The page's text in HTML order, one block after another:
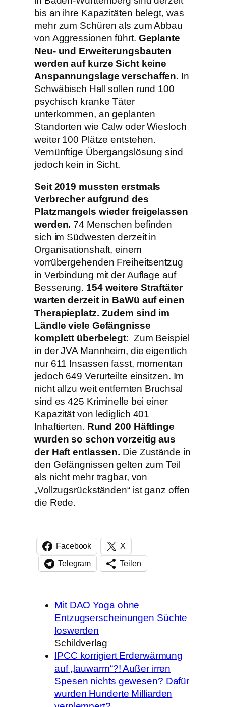
bis an ihre Kapazitäten belegt, was
mehr zum Schüren als zum Abbau
von Aggressionen führt. Geplante
Neu- und Erweiterungsbauten
werden auf kurze Sicht keine
Anspannungslage verschaffen. In
Schwäbisch Hall sollen rund 100
psychisch kranke Täter
unterkommen, an geplanten
Standorten wie Calw oder Wiesloch
weiter 100 Plätze entstehen.
Vernünftige Übergangslösung sind
jedoch kein in Sicht.
Seit 2019 mussten erstmals
Verbrecher aufgrund des
Platzmangels wieder freigelassen
werden. 74 Menschen befinden
sich im Südwesten derzeit in
Organisationshaft, einem
vorrübergehenden Freiheitsentzug
in Verbindung mit der Auflage auf
Besserung. 154 weitere Straftäter
warten derzeit in BaWü auf einen
Therapieplatz. Zudem sind im
Ländle viele Gefängnisse
komplett überbelegt: Zum Beispiel
in der JVA Mannheim, die eigentlich
nur 611 Insassen fasst, momentan
jedoch 649 Verurteilte einsitzen. Im
nicht allzu weit entfernten Bruchsal
sind es 425 Kriminelle bei einer
Kapazität von lediglich 401
Inhaftierten. Rund 200 Häftlinge
wurden so schon vorzeitig aus
der Haft entlassen. Die Zustände in
den Gefängnissen gelten zum Teil
als nicht mehr tragbar, von
„Vollzugsrückständen“ ist ganz offen
die Rede.
Facebook X
Telegram Teilen
Mit DAO Yoga ohne
Entzugserscheinungen Süchte
loswerden
Schildverlag
IPCC korrigiert Erderwärmung
auf „lauwarm“?! Außer irren
Spesen nichts gewesen? Dafür
wurden Hunderte Milliarden